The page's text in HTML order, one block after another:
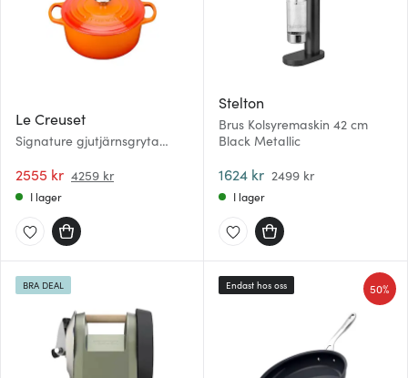
Le Creuset
Signature gjutjärnsgryta
2555 kr 4259 kr
I lager
Stelton
Brus Kolsyremaskin 42 cm
Black Metallic
1624 kr 2499 kr
I lager
BRA DEAL 50%
Endast hos oss